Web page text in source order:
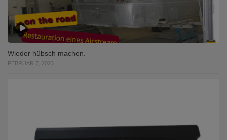
Wieder hübsch machen.
FEBRUAR 7, 2023